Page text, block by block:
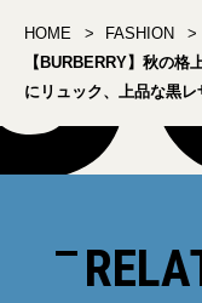
HOME FASHION
【BURBERRY】秋の
にリュック、上品な黒